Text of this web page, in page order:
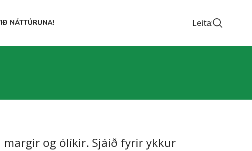
NÁTTÚRUNA! Leita:
margir og ólíkir. Sjáið fyrir ykkur